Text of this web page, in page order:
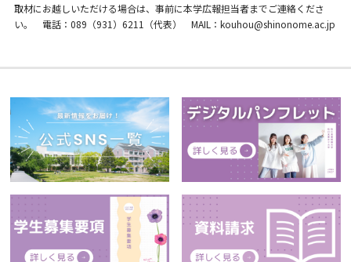
取材にお越しいただける場合は、事前に本学広報担当者までご連絡くださ
い。 電話：089（931）6211（代表） MAIL：kouhou@shinonome.ac.jp